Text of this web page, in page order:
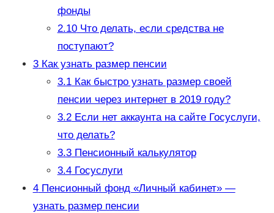
фонды
2.10Что делать, если средства не
поступают?
3Как узнать размер пенсии
3.1Как быстро узнать размер своей
пенсии через интернет в 2019 году?
3.2Если нет аккаунта на сайте Госуслуги,
что делать?
3.3Пенсионный калькулятор
3.4Госуслуги
4Пенсионный фонд «Личный кабинет» —
узнать размер пенсии